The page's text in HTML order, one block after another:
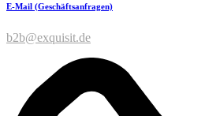
E-Mail (Geschäftsanfragen)
b2b@exquisit.de